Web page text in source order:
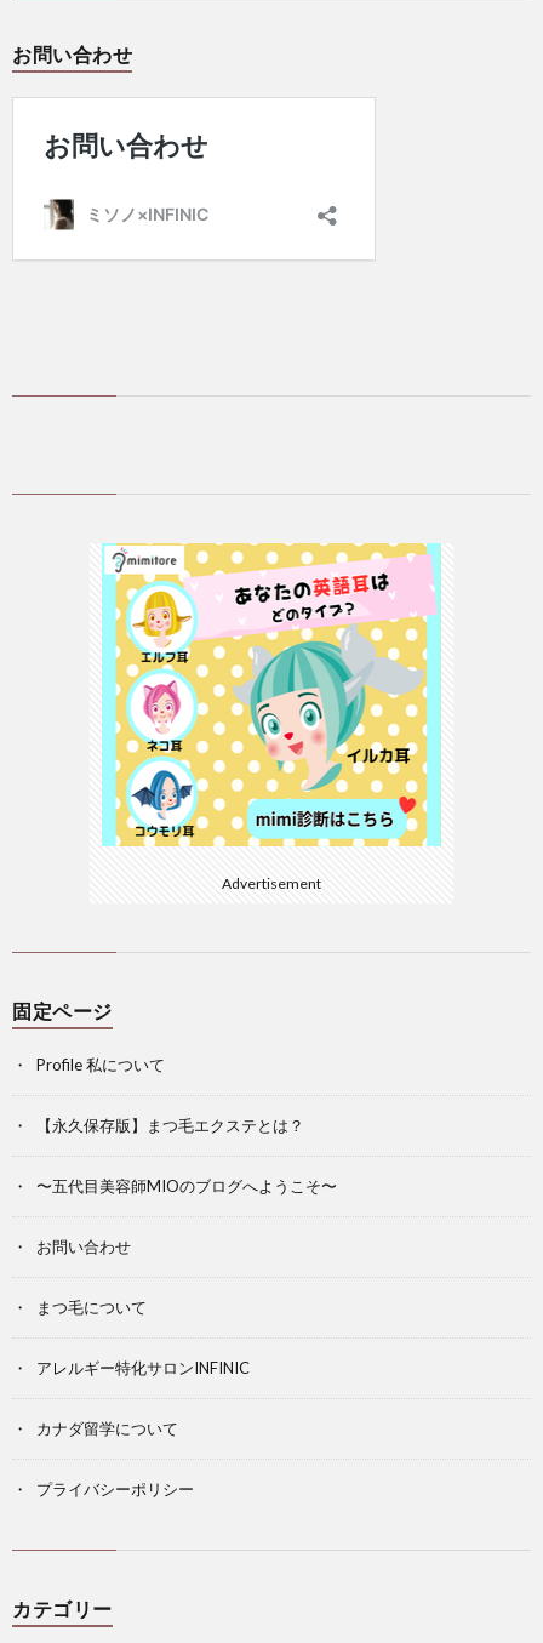
お問い合わせ
Advertisement
固定ページ
Profile 私について
【永久保存版】まつ毛エクステとは？
〜五代目美容師MIOのブログへようこそ〜
お問い合わせ
まつ毛について
アレルギー特化サロンINFINIC
カナダ留学について
プライバシーポリシー
カテゴリー